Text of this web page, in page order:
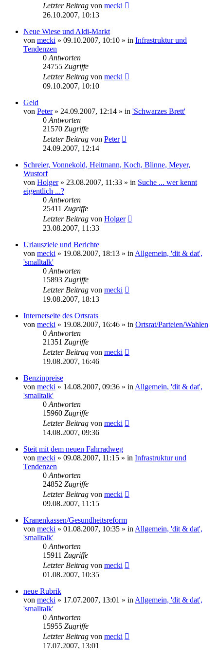
Letzter Beitrag von mecki
26.10.2007, 10:13
Neue Wiese und Aldi-Markt
von mecki » 09.10.2007, 10:10 » in Infrastruktur und
Tendenzen
0 Antworten
24755 Zugriffe
Letzter Beitrag von mecki
09.10.2007, 10:10
Geld
von Peter» 24.09.2007, 12:14 » in 'Schwarzes Brett'
0 Antworten
21570 Zugriffe
Letzter Beitrag von Peter
24.09.2007, 12:14
Schreier, Vonnekold, Heitmann, Koch, Blinne, Meyer,
Wustorf
von Holger» 23.08.2007, 11:33 » in Suche ... wer kennt
eigentlich ...?
0 Antworten
25411 Zugriffe
Letzter Beitrag von Holger
23.08.2007, 11:33
Urlausziele und Berichte
von mecki » 19.08.2007, 18:13 » in Allgemein, 'dit & dat',
'smalltalk'
0 Antworten
15893 Zugriffe
Letzter Beitrag von mecki
19.08.2007, 18:13
Internetseite des Ortsrats
von mecki » 19.08.2007, 16:46 » in Ortsrat/Parteien/Wahlen
0 Antworten
21351 Zugriffe
Letzter Beitrag von mecki
19.08.2007, 16:46
Benzinpreise
von mecki » 14.08.2007, 09:36 » in Allgemein, 'dit & dat',
'smalltalk'
0 Antworten
15960 Zugriffe
Letzter Beitrag von mecki
14.08.2007, 09:36
Steit mit dem neuen Fahrradweg
von mecki » 09.08.2007, 11:15 » in Infrastruktur und
Tendenzen
0 Antworten
24852 Zugriffe
Letzter Beitrag von mecki
09.08.2007, 11:15
Kranenkassen/Gesundheitsreform
von mecki » 01.08.2007, 10:35 » in Allgemein, 'dit & dat',
'smalltalk'
0 Antworten
15911 Zugriffe
Letzter Beitrag von mecki
01.08.2007, 10:35
neue Rubrik
von mecki » 17.07.2007, 13:01 » in Allgemein, 'dit & dat',
'smalltalk'
0 Antworten
15955 Zugriffe
Letzter Beitrag von mecki
17.07.2007, 13:01